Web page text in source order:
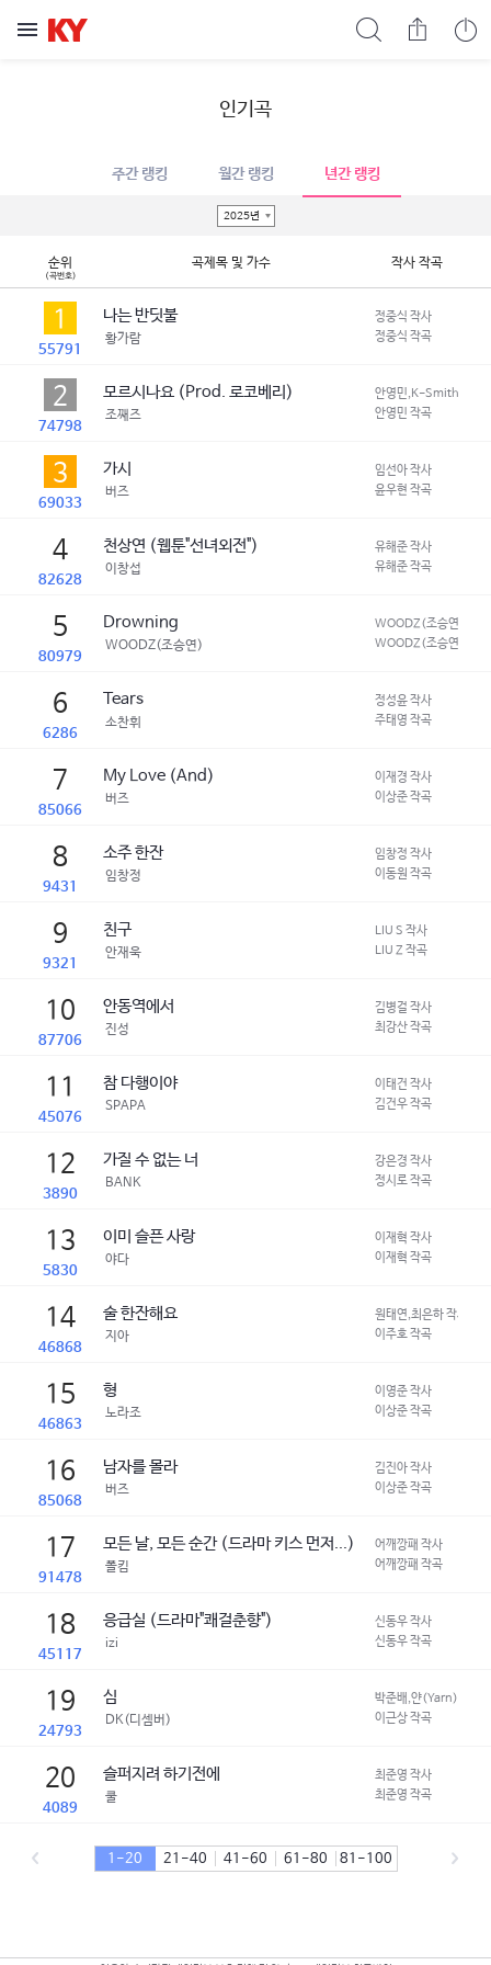
인기곡
주간 랭킹 월간 랭킹 년간 랭킹
2025년
순위
(곡번호)
곡제목 및 가수 작사 작곡
1
55791
나는 반딧불
황가람
정중식 작사
정중식 작곡
2
74798
모르시나요 (Prod. 로코베리)
조째즈
안영민,K-Smith 작사
안영민 작곡
3
69033
가시
버즈
임선아 작사
윤우현 작곡
4
82628
천상연 (웹툰"선녀외전")
이창섭
유해준 작사
유해준 작곡
5
80979
Drowning
WOODZ(조승연)
WOODZ(조승연) 작사
WOODZ(조승연),네..
6
6286
Tears
소찬휘
정성윤 작사
주태영 작곡
7
85066
My Love (And)
버즈
이재경 작사
이상준 작곡
8
9431
소주 한잔
임창정
임창정 작사
이동원 작곡
9
9321
친구
안재욱
LIU S 작사
LIU Z 작곡
10
87706
안동역에서
진성
김병걸 작사
최강산 작곡
11
45076
참 다행이야
SPAPA
이태건 작사
김건우 작곡
12
3890
가질 수 없는 너
BANK
강은경 작사
정시로 작곡
13
5830
이미 슬픈 사랑
야다
이재혁 작사
이재혁 작곡
14
46868
술 한잔해요
지아
원태연,최은하 작사
이주호 작곡
15
46863
형
노라조
이영준 작사
이상준 작곡
16
85068
남자를 몰라
버즈
김진아 작사
이상준 작곡
17
91478
모든 날, 모든 순간 (드라마 키스 먼저...)
폴킴
어깨깡패 작사
어깨깡패 작곡
18
45117
응급실 (드라마"쾌걸춘향")
izi
신동우 작사
신동우 작곡
19
24793
심
DK(디셈버)
박준배,얀(Yarn) 작사
이근상 작곡
20
4089
슬퍼지려 하기전에
쿨
최준영 작사
최준영 작곡
1-20 21-40 41-60 61-80 81-100